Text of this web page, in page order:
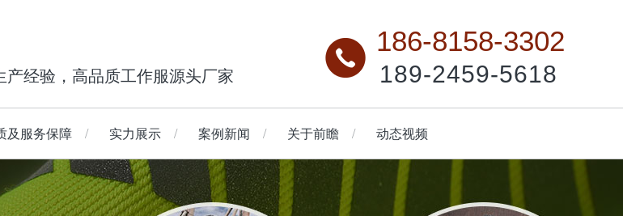
经验，高品质工作服源头厂家
186-8158-3302
189-2459-5618
工装长裤 工装短裤 连体服 背带裤 工装马甲
保暖工作服 荧光工作服 防水防油工作服 户外工作服
校服 查看更多
及服务保障 实力展示 案例新闻 关于前瞻 动态视频